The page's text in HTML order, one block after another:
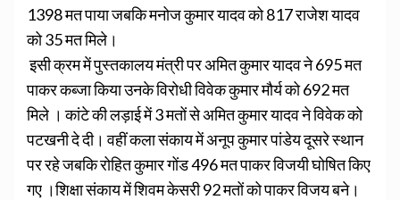
1398 मत पाया जबकि मनोज कुमार यादव को 817 राजेश यादव
को 35 मत मिले।
इसी क्रम में पुस्तकालय मंत्री पर अमित कुमार यादव ने 695 मत
पाकर कब्जा किया उनके विरोधी विवेक कुमार मौर्य को 692 मत
मिले । कांटे की लड़ाई में 3 मतों से अमित कुमार यादव ने विवेक को
पटखनी दे दी। वहीं कला संकाय में अनूप कुमार पांडेय दूसरे स्थान
पर रहे जबकि रोहित कुमार गोंड 496 मत पाकर विजयी घोषित किए
गए ।शिक्षा संकाय में शिवम केसरी 92 मतों को पाकर विजय बने।